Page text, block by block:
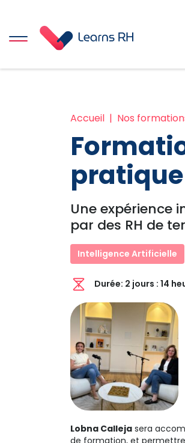
Accueil Nos
pratique
Une expérience
par des RH de
Intelligence Artificielle
Durée: 2 jours : 14
Lobna Calleja sera
de formation, et